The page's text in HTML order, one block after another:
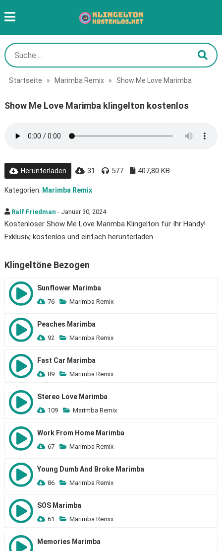
Startseite » Marimba Remix » Show Me Love Marimba
Show Me Love Marimba klingelton kostenlos
Herunterladen 31 577 407,80 KB
Kategorien: Marimba Remix
Ralf Friedman - Januar 30, 2024
Kostenloser Show Me Love Marimba Klingelton für Ihr Handy!
Exklusiv, kostenlos und einfach herunterladen.
Klingeltöne Bezogen
Sunflower Marimba
76 Marimba Remix
Peaches Marimba
92 Marimba Remix
Fast Car Marimba
89 Marimba Remix
Stereo Love Marimba
109 Marimba Remix
Work From Home Marimba
67 Marimba Remix
Young Dumb And Broke Marimba
86 Marimba Remix
SOS Marimba
61 Marimba Remix
Memories Marimba